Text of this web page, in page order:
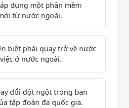
dụng một phần mềm
từ nước ngoài.
biệt phái quay trở về nước
ở nước ngoài.
đổi đột ngột trong ban
tập đoàn đa quốc gia.